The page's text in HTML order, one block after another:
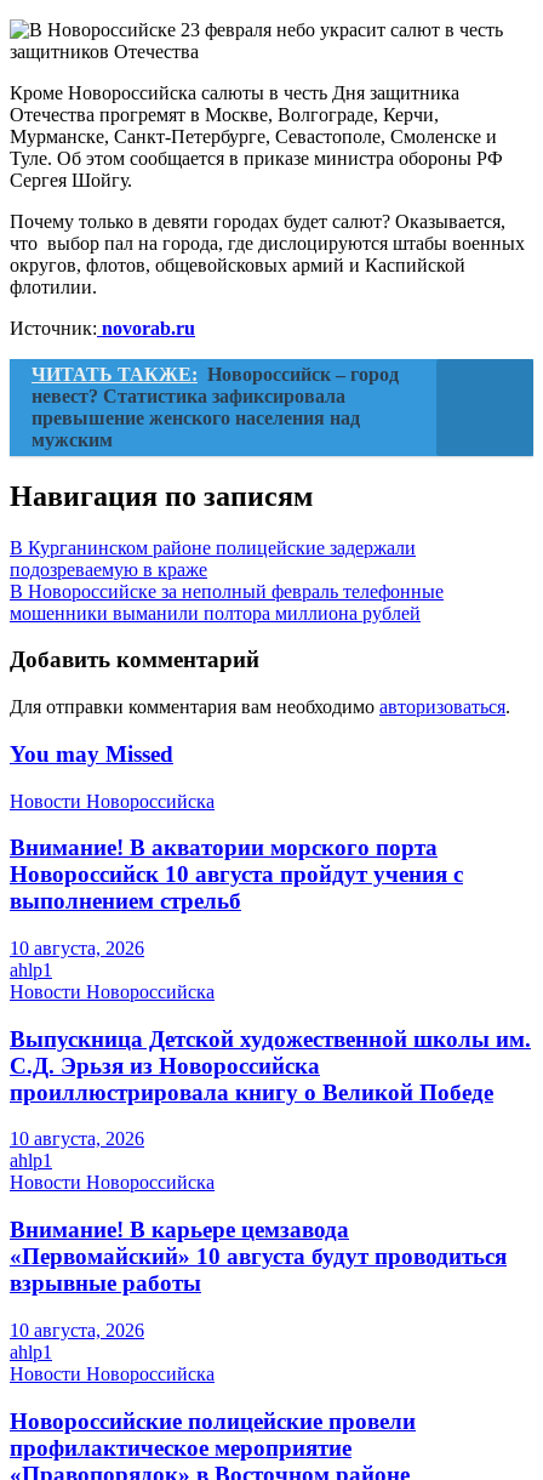
Кроме Новороссийска салюты в честь Дня защитника
Отечества прогремят в Москве, Волгограде, Керчи,
Мурманске, Санкт-Петербурге, Севастополе, Смоленске и
Туле. Об этом сообщается в приказе министра обороны РФ
Сергея Шойгу.
Почему только в девяти городах будет салют? Оказывается,
что выбор пал на города, где дислоцируются штабы военных
округов, флотов, общевойсковых армий и Каспийской
флотилии.
Источник: novorab.ru
ЧИТАТЬ ТАКЖЕ: Новороссийск – город
невест? Статистика зафиксировала
превышение женского населения над
мужским
Навигация по записям
В Курганинском районе полицейские задержали
подозреваемую в краже
В Новороссийске за неполный февраль телефонные
мошенники выманили полтора миллиона рублей
Добавить комментарий
Для отправки комментария вам необходимо авторизоваться.
You may Missed
Новости Новороссийска
Внимание! В акватории морского порта
Новороссийск 10 августа пройдут учения с
выполнением стрельб
10 августа, 2026
ahlp1
Новости Новороссийска
Выпускница Детской художественной школы им.
С.Д. Эрьзя из Новороссийска
проиллюстрировала книгу о Великой Победе
10 августа, 2026
ahlp1
Новости Новороссийска
Внимание! В карьере цемзавода
«Первомайский» 10 августа будут проводиться
взрывные работы
10 августа, 2026
ahlp1
Новости Новороссийска
Новороссийские полицейские провели
профилактическое мероприятие
«Правопорядок» в Восточном районе